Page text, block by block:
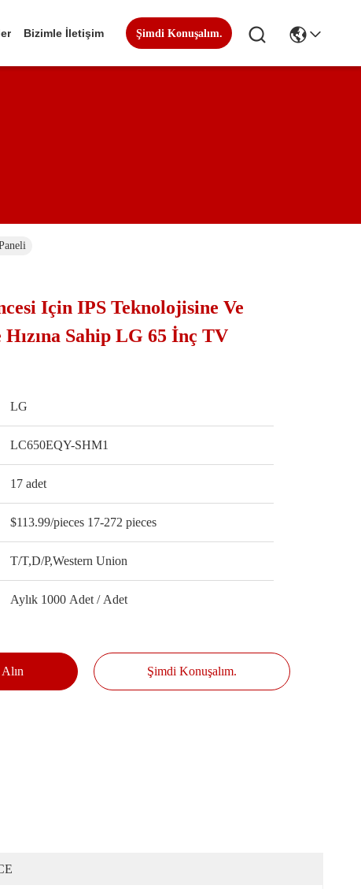
Bizimle İletişim Şimdi Konuşalım.
Için IPS Teknolojisine Ve
Hızına Sahip LG 65 İnç TV
LG
LC650EQY-SHM1
17 adet
$113.99/pieces 17-272 pieces
T/T,D/P,Western Union
Aylık 1000 Adet / Adet
Şimdi Konuşalım.